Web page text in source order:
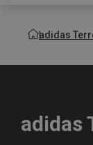
adidas
adidas